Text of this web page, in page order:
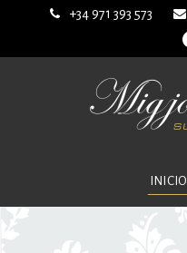
+34 971 393 573
INICIO